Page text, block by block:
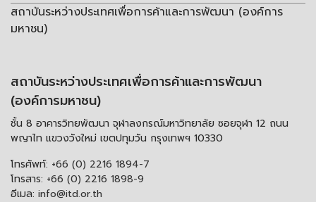
สถาบันระหว่างประเทศเพื่อการค้าและการพัฒนา (องค์การ
มหาชน)
สถาบันระหว่างประเทศเพื่อการค้าและการพัฒนา
(องค์การมหาชน)
ชั้น 8 อาคารวิทยพัฒนา จุฬาลงกรณ์มหาวิทยาลัย ซอยจุฬา 12 ถนน
พญาไท แขวงวังใหม่ เขตปทุมวัน กรุงเทพฯ 10330
โทรศัพท์: +66 (0) 2216 1894-7
โทรสาร: +66 (0) 2216 1898-9
อีเมล: info@itd.or.th